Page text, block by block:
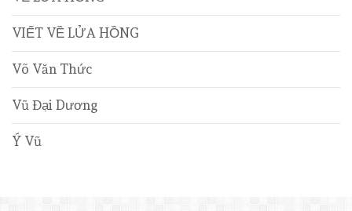
VIẾT VỀ LỬA HỒNG
Võ Văn Thức
Vũ Đại Dương
Ý Vũ